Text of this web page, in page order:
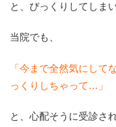
と、びっくりしてしま
当院でも、
「今まで全然気にして
っくりしちゃって…」
と、心配そうに受診さ